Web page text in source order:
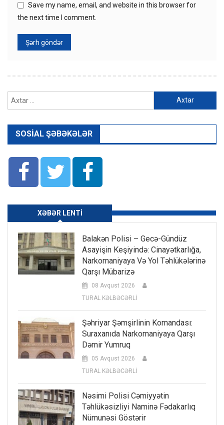
Save my name, email, and website in this browser for
the next time I comment.
SOSIAL ŞƏBƏKƏLƏR
XƏBƏR LENTI
Balakən Polisi – Gecə-Gündüz
Asayişin Keşiyində: Cinayətkarlığa,
Narkomaniyaya Və Yol Təhlükələrinə
Qarşı Mübarizə
08 Avqust 2026
TURAL KƏLBƏCƏRLİ
Şəhriyar Şəmşirlinin Komandası:
Suraxanıda Narkomaniyaya Qarşı
Dəmir Yumruq
05 Avqust 2026
TURAL KƏLBƏCƏRLİ
Nəsimi Polisi Cəmiyyətin
Təhlükəsizliyi Naminə Fədakarlıq
Nümunəsi Göstərir